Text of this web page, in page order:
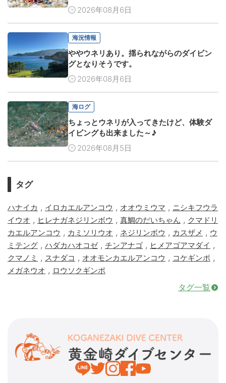
2026年08月6日
海況情報
ややウネリあり。揺られながらのダイビン
グとなりそうです。
2026年08月6日
海ログ
ちょっとウネリが入ってきたけど、体験ダ
イビングも出来ました～♪
2026年08月5日
タグ
ハナイカ , イロカエルアンコウ , オオウミウマ , ニシキフウラ
イウオ , ヒレナガネジリンボウ , 真鯛のだいちゃん , クマドリ
カエルアンコウ , カミソリウオ , ネジリンボウ , カスザメ , ウ
ミテング , ハダカハオコゼ, チンアナゴ , ヒメアゴアマダイ ,
クマノミ , スナダコ , オオモンカエルアンコウ , コケギンポ ,
メガネウオ , ロウソクギンポ
タグ一覧